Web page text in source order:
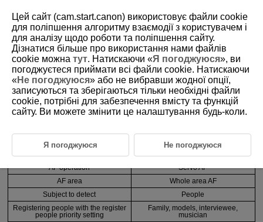
3-3-1 Recommended Settings by Scene 1
When there is a clear main subject and few people
Anticipated scenes
Family photos (snapshots), portraits, press,
AF operation
Servo AF
AF area
Whole area AF
Subject to detect
People
Registering people with the register
people priority setting
Family, models, interviewee,
musician
Цей сайт (cam.start.canon) використовує файли cookie
для поліпшення алгоритму взаємодії з користувачем і
для аналізу щодо роботи та поліпшення сайту.
Дізнатися більше про використання нами файлів
cookie можна тут. Натискаючи «Я погоджуюся», ви
погоджуєтеся приймати всі файли cookie. Натискаючи
«Не погоджуюся» або не вибравши жодної опції,
записуються та зберігаються тільки необхідні файли
cookie, потрібні для забезпечення вмісту та функцій
сайту. Ви можете змінити це налаштування будь-коли.
Я погоджуюся Не погоджуюся